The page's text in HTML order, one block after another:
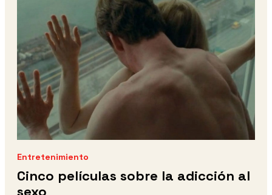
Entretenimiento
Cinco películas sobre la adicción al
sexo